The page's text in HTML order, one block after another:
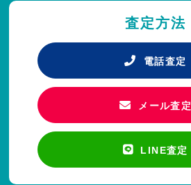
査定方法
電話査定
メール査定
LINE査定